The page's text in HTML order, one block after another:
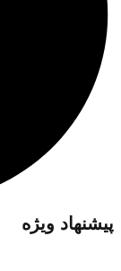
پیشنهاد ویژه